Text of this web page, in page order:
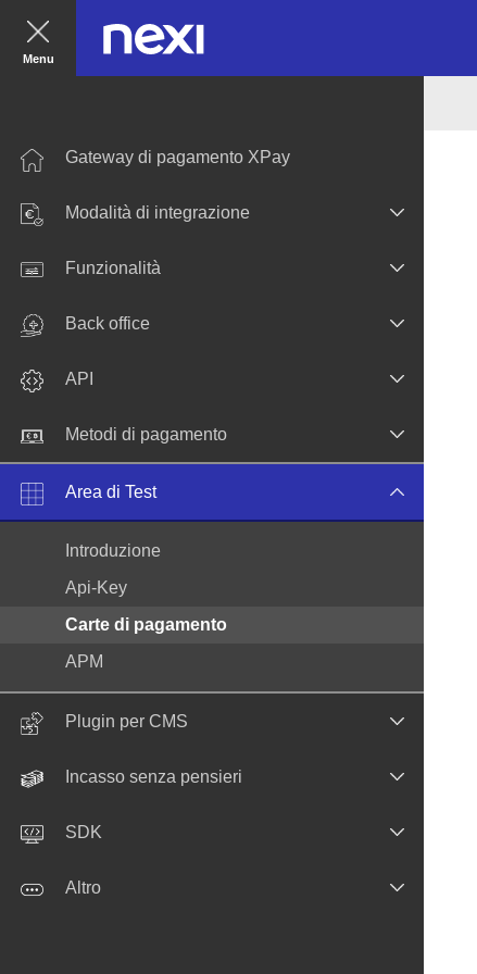
Menu
Gateway di pagamento XPay
Modalità di integrazione
Funzionalità
Back office
API
Metodi di pagamento
Area di Test
Introduzione
Api-Key
Carte di pagamento
APM
Plugin per CMS
Incasso senza pensieri
SDK
Altro